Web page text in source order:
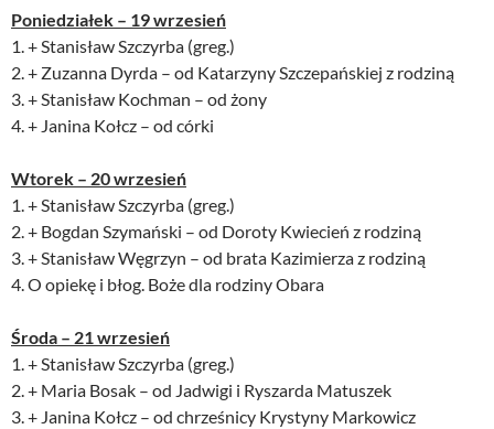
Poniedziałek – 19 wrzesień
1. + Stanisław Szczyrba (greg.)
2. + Zuzanna Dyrda – od Katarzyny Szczepańskiej z rodziną
3. + Stanisław Kochman – od żony
4. + Janina Kołcz – od córki
Wtorek – 20 wrzesień
1. + Stanisław Szczyrba (greg.)
2. + Bogdan Szymański – od Doroty Kwiecień z rodziną
3. + Stanisław Węgrzyn – od brata Kazimierza z rodziną
4. O opiekę i błog. Boże dla rodziny Obara
Środa – 21 wrzesień
1. + Stanisław Szczyrba (greg.)
2. + Maria Bosak – od Jadwigi i Ryszarda Matuszek
3. + Janina Kołcz – od chrześnicy Krystyny Markowicz